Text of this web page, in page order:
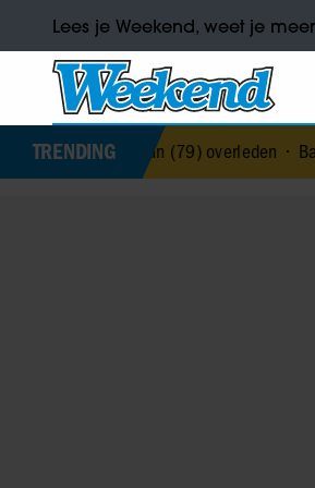
Lees je Weekend, weet je meer
TRENDING
(79) overleden•Barbra Streisand